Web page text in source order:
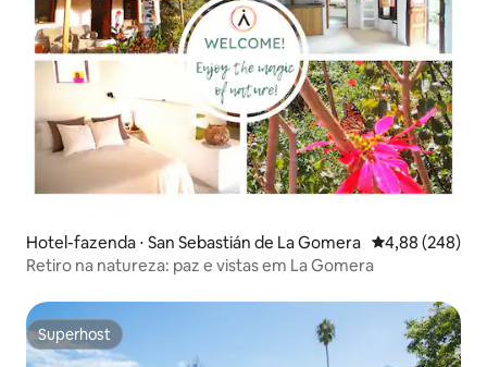
Hotel-fazenda ⋅ San Sebastián de La Gomera 4,88 de uma
4,88 (248)
Retiro na natureza: paz e vistas em La Gomera
Superhost
Superhost